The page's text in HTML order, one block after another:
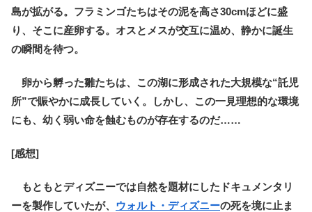
島が拡がる。フラミンゴたちはその泥を高さ30cmほどに盛
り、そこに産卵する。オスとメスが交互に温め、静かに誕生
の瞬間を待つ。
卵から孵った雛たちは、この湖に形成された大規模な“託児
所”で賑やかに成長していく。しかし、この一見理想的な環境
にも、幼く弱い命を蝕むものが存在するのだ……
[感想]
もともとディズニーでは自然を題材にしたドキュメンタリ
ーを製作していたが、 ウォルト・ディズニーの死を境に止ま